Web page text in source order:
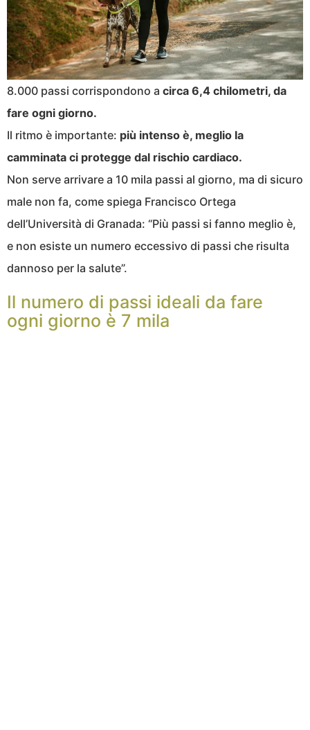
8.000 passi corrispondono a circa 6,4 chilometri, da
fare ogni giorno.
Il ritmo è importante: più intenso è, meglio la
camminata ci protegge dal rischio cardiaco.
Non serve arrivare a 10 mila passi al giorno, ma di sicuro
male non fa, come spiega Francisco Ortega
dell’Università di Granada: “Più passi si fanno meglio è,
e non esiste un numero eccessivo di passi che risulta
dannoso per la salute”.
Il numero di passi ideali da fare
ogni giorno è 7 mila